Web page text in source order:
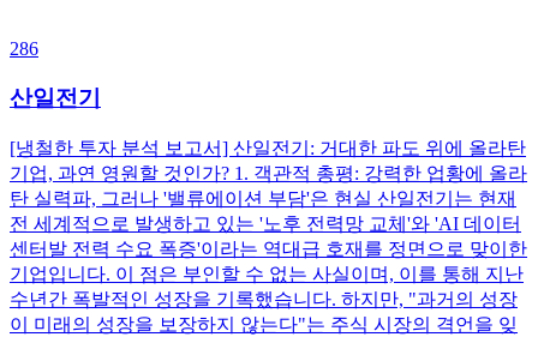
286
산일전기
[냉철한 투자 분석 보고서] 산일전기: 거대한 파도 위에 올라탄
기업, 과연 영원할 것인가? 1. 객관적 총평: 강력한 업황에 올라
탄 실력파, 그러나 '밸류에이션 부담'은 현실 산일전기는 현재
전 세계적으로 발생하고 있는 '노후 전력망 교체'와 'AI 데이터
센터발 전력 수요 폭증'이라는 역대급 호재를 정면으로 맞이한
기업입니다. 이 점은 부인할 수 없는 사실이며, 이를 통해 지난
수년간 폭발적인 성장을 기록했습니다. 하지만, "과거의 성장
이 미래의 성장을 보장하지 않는다"는 주식 시장의 격언을 잊